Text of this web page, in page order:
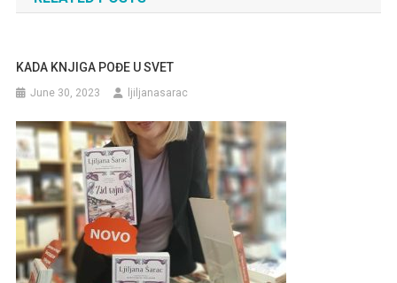
KADA KNJIGA POĐE U SVET
June 30, 2023 ljiljanasarac